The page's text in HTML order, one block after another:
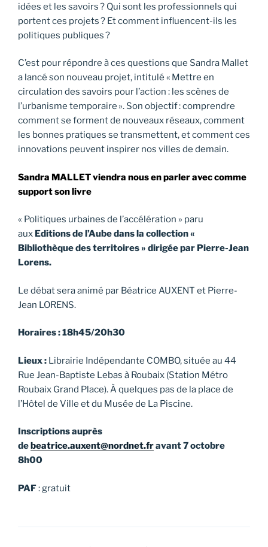
idées et les savoirs ? Qui sont les professionnels qui
portent ces projets ? Et comment influencent-ils les
politiques publiques ?
C’est pour répondre à ces questions que Sandra Mallet
a lancé son nouveau projet, intitulé « Mettre en
circulation des savoirs pour l’action : les scènes de
l’urbanisme temporaire ». Son objectif : comprendre
comment se forment de nouveaux réseaux, comment
les bonnes pratiques se transmettent, et comment ces
innovations peuvent inspirer nos villes de demain.
Sandra MALLET viendra nous en parler avec comme
support son livre
« Politiques urbaines de l’accélération » paru
aux Editions de l’Aube dans la collection «
Bibliothèque des territoires » dirigée par Pierre-Jean
Lorens.
Le débat sera animé par Béatrice AUXENT et Pierre-
Jean LORENS.
Horaires : 18h45/20h30
Lieux : Librairie Indépendante COMBO, située au 44
Rue Jean-Baptiste Lebas à Roubaix (Station Métro
Roubaix Grand Place). À quelques pas de la place de
l’Hôtel de Ville et du Musée de La Piscine.
Inscriptions auprès
debeatrice.auxent@nordnet.fravant 7 octobre
8h00
PAF: gratuit